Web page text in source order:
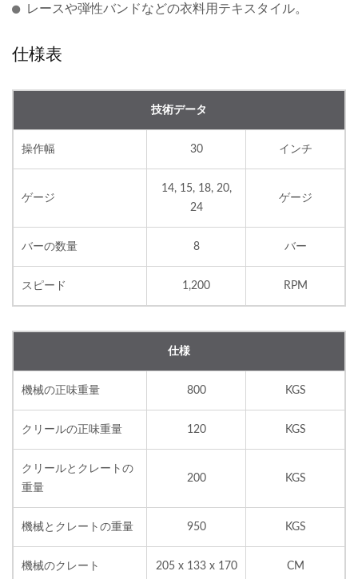
レースや弾性バンドなどの衣料用テキスタイル。
仕様表
技術データ
操作幅 30 インチ
ゲージ
14, 15, 18, 20,
24
ゲージ
バーの数量 8 バー
スピード 1,200 RPM
仕様
機械の正味重量 800 KGS
クリールの正味重量 120 KGS
クリールとクレートの
重量
200 KGS
機械とクレートの重量 950 KGS
機械のクレート 205 x 133 x 170 CM